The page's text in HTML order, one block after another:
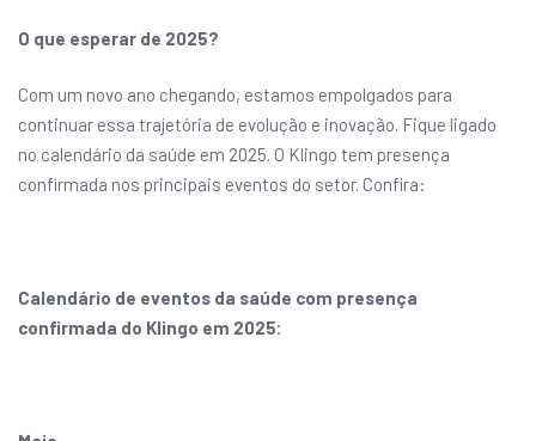
O que esperar de 2025?
Com um novo ano chegando, estamos empolgados para
continuar essa trajetória de evolução e inovação. Fique ligado
no calendário da saúde em 2025. O Klingo tem presença
confirmada nos principais eventos do setor. Confira:
Calendário de eventos da saúde com presença
confirmada do Klingo em 2025: